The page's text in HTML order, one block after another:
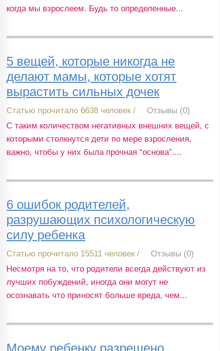
когда мы взрослеем. Будь то определенные...
5 вещей, которые никогда не
делают мамы, которые хотят
вырастить сильных дочек
Статью прочитало 6638 человек /
Отзывы (0)
С таким количеством негативных внешних вещей, с
которыми столкнутся дети по мере взросления,
важно, чтобы у них была прочная “основа”....
6 ошибок родителей,
разрушающих психологическую
силу ребенка
Статью прочитало 15511 человек /
Отзывы (0)
Несмотря на то, что родители всегда действуют из
лучших побуждений, иногда они могут не
осознавать что приносят больше вреда, чем...
Моему ребенку разрешено